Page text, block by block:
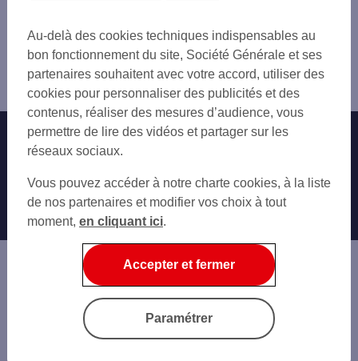
Digne les Bains
Nos engagements Nous contacter
Autres sites SG
Professionnels
Entreprises
Associations
Banque privée
Economie Publique
Informations légales
Au-delà des cookies techniques indispensables au
bon fonctionnement du site, Société Générale et ses
partenaires souhaitent avec votre accord, utiliser des
cookies pour personnaliser des publicités et des
contenus, réaliser des mesures d’audience, vous
permettre de lire des vidéos et partager sur les
réseaux sociaux.
Vous pouvez accéder à notre charte cookies, à la liste
de nos partenaires et modifier vos choix à tout
moment, en cliquant ici.
Accepter et fermer
Paramétrer